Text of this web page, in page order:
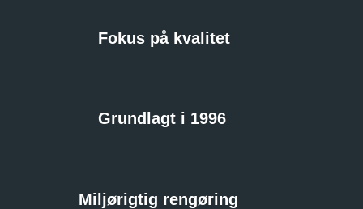
Fokus på kvalitet
Grundlagt i 1996
Miljørigtig rengøring